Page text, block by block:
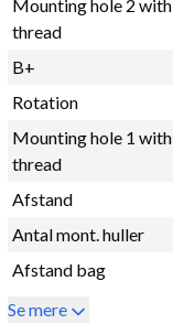
Mounting hole 2 with
thread
B+
Rotation
Mounting hole 1 with
thread
Afstand
Antal mont. huller
Afstand bag
Se mere